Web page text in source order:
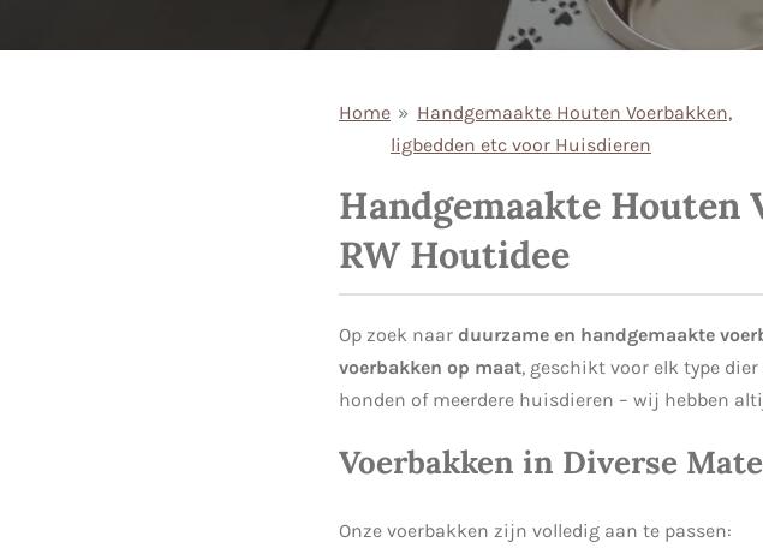
Home » Handgemaakte Houten Voerbakken,
ligbedden etc voor Huisdieren
Handgemaakte Houten
RW Houtidee
Op zoek naar duurzame en handgemaakte
voerbakken op maat, geschikt voor elk type
honden of meerdere huisdieren – wij hebben
Voerbakken in Diverse
Onze voerbakken zijn volledig aan te passen: